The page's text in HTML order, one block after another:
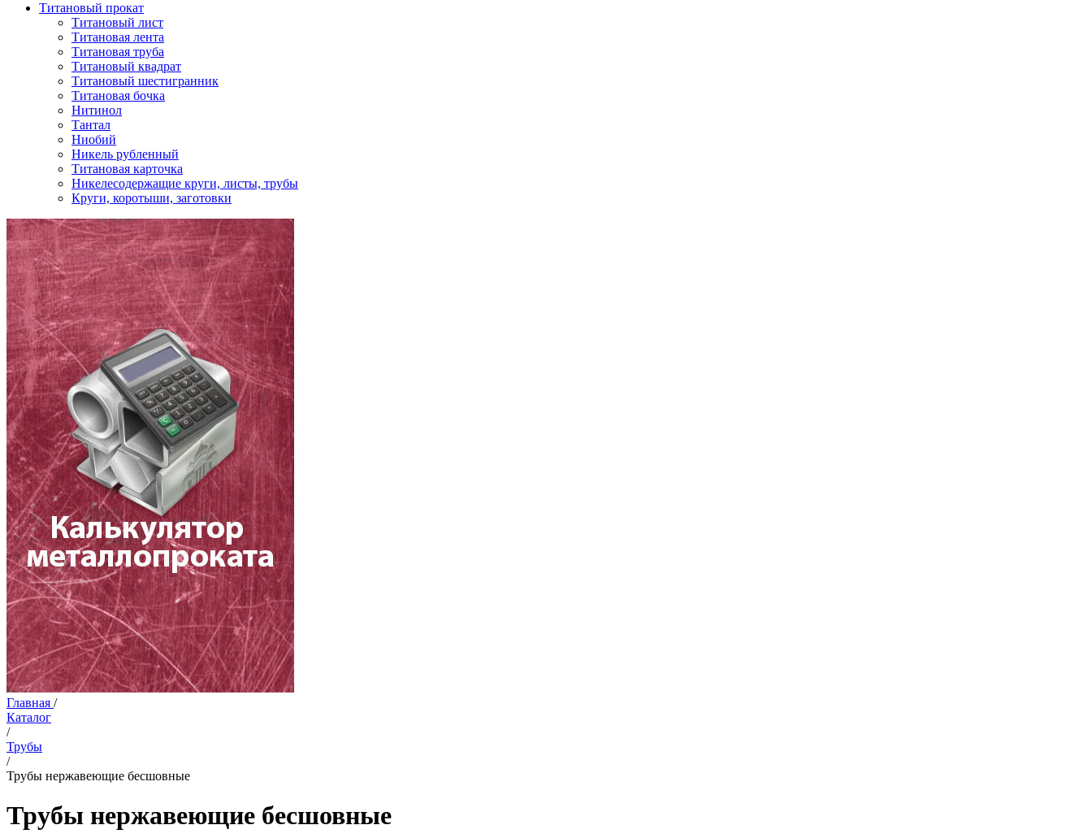
Титановый прокат
Титановый лист
Титановая лента
Титановая труба
Титановый квадрат
Титановый шестигранник
Титановая бочка
Нитинол
Тантал
Ниобий
Никель рубленный
Титановая карточка
Никелесодержащие круги, листы, трубы
Круги, коротыши, заготовки
Главная /
Каталог
/
Трубы
/
Трубы нержавеющие бесшовные
Трубы нержавеющие бесшовные